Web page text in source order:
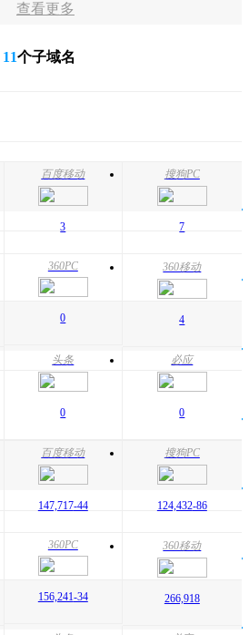
查看更多
11个子域名
百度移动
3
搜狗PC
7
360PC
0
360移动
4
头条
0
必应
0
百度移动
147,717-44
搜狗PC
124,432-86
360PC
156,241-34
360移动
266,918